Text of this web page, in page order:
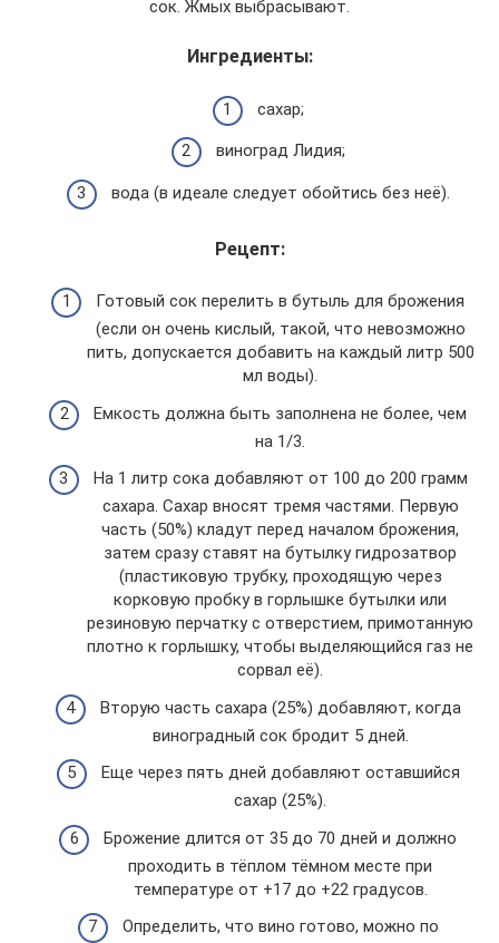
сок. Жмых выбрасывают.
Ингредиенты:
сахар;
виноград Лидия;
вода (в идеале следует обойтись без неё).
Рецепт:
Готовый сок перелить в бутыль для брожения
(если он очень кислый, такой, что невозможно
пить, допускается добавить на каждый литр 500
мл воды).
Емкость должна быть заполнена не более, чем
на 1/3.
На 1 литр сока добавляют от 100 до 200 грамм
сахара. Сахар вносят тремя частями. Первую
часть (50%) кладут перед началом брожения,
затем сразу ставят на бутылку гидрозатвор
(пластиковую трубку, проходящую через
корковую пробку в горлышке бутылки или
резиновую перчатку с отверстием, примотанную
плотно к горлышку, чтобы выделяющийся газ не
сорвал её).
Вторую часть сахара (25%) добавляют, когда
виноградный сок бродит 5 дней.
Еще через пять дней добавляют оставшийся
сахар (25%).
Брожение длится от 35 до 70 дней и должно
проходить в тёплом тёмном месте при
температуре от +17 до +22 градусов.
Определить, что вино готово, можно по